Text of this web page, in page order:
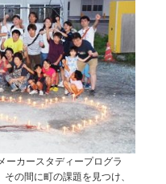
ーカースタディープログラ
の間に町の課題を見つけ、